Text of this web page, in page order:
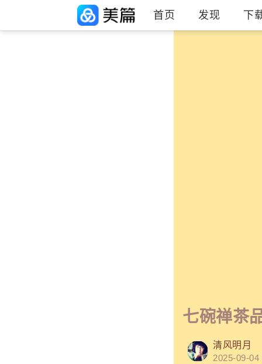
首页 发现 下
七碗禅茶
清风明月
2025-09-04